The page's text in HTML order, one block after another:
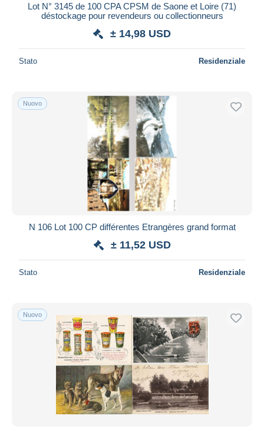
Lot N° 3145 de 100 CPA CPSM de Saone et Loire (71)
déstockage pour revendeurs ou collectionneurs
± 14,98 USD
Stato Residenziale
Nuovo
N 106 Lot 100 CP différentes Etrangères grand format
± 11,52 USD
Stato Residenziale
Nuovo